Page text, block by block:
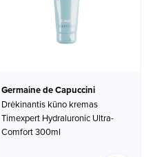
Germaine de Capuccini
Drėkinantis kūno kremas
Timexpert Hydraluronic Ultra-
Comfort 300ml